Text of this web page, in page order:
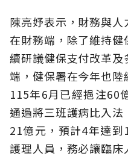
陳亮妤表示，財務與人
在財務端，除了維持
續研議健保支付改革
端，健保署在今年也
115年6月已經挹注60
通過將三班護病比入
21億元，預計4年達
護理人員，務必讓臨床